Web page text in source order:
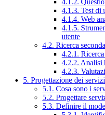
4.1.2.
4.1.3. Test di
4.1.4. Web
4.1.5.
utente
4.2. Ricerca
4.2.1.
4.2.2. Analisi
4.2.3.
5. Progettazione dei servizi
5.1. Cosa sono i
5.2. Progettare
5.3. Definire il